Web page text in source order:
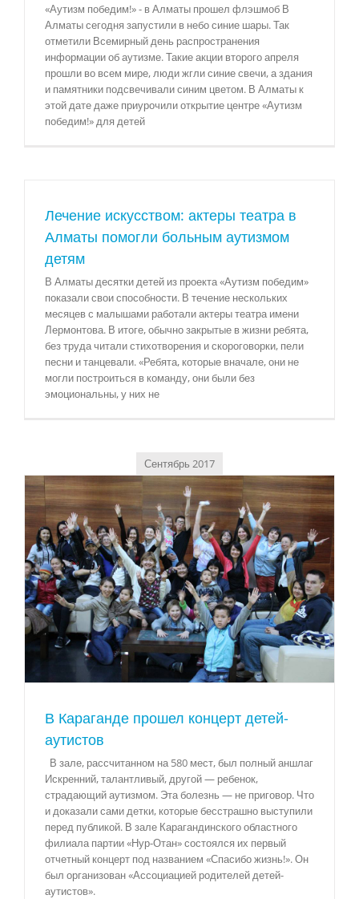
«Аутизм победим!» - в Алматы прошел флэшмоб В
Алматы сегодня запустили в небо синие шары. Так
отметили Всемирный день распространения
информации об аутизме. Такие акции второго апреля
прошли во всем мире, люди жгли синие свечи, а здания
и памятники подсвечивали синим цветом. В Алматы к
этой дате даже приурочили открытие центре «Аутизм
победим!» для детей
Лечение искусством: актеры театра в
Алматы помогли больным аутизмом
детям
В Алматы десятки детей из проекта «Аутизм победим»
показали свои способности. В течение нескольких
месяцев с малышами работали актеры театра имени
Лермонтова. В итоге, обычно закрытые в жизни ребята,
без труда читали стихотворения и скороговорки, пели
песни и танцевали. «Ребята, которые вначале, они не
могли построиться в команду, они были без
эмоциональны, у них не
Сентябрь 2017
В Караганде прошел концерт детей-
аутистов
В зале, рассчитанном на 580 мест, был полный аншлаг
Искренний, талантливый, другой — ребенок,
страдающий аутизмом. Эта болезнь — не приговор. Что
и доказали сами детки, которые бесстрашно выступили
перед публикой. В зале Карагандинского областного
филиала партии «Нур-Отан» состоялся их первый
отчетный концерт под названием «Спасибо жизнь!». Он
был организован «Ассоциацией родителей детей-
аутистов».